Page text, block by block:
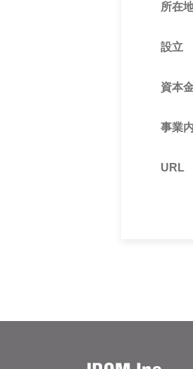
所在
設立
資本
事業
URL